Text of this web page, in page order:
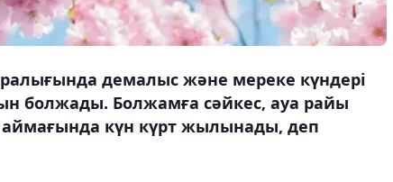
демалыс және мереке күндері
болжады. Болжамға сәйкес, ауа райы
күн күрт жылынады, деп